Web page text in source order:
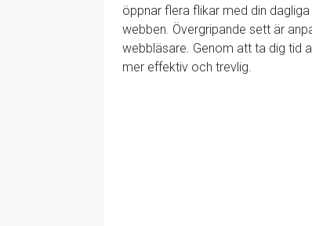
öppnar flera flikar med din
webben. Övergripande sett är
webbläsare. Genom att ta dig tid
mer effektiv och trevlig.